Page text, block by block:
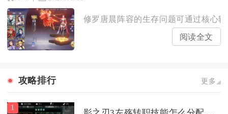
修罗唐晨阵容的生存问题可通过核心
阅读全文
攻略排行 更多
1